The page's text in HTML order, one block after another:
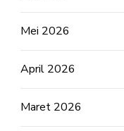
Mei 2026
April 2026
Maret 2026